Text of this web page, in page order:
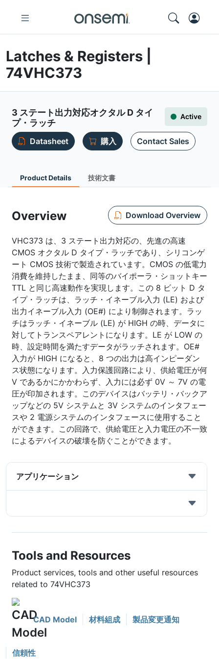
Latches & Registers |
74VHC373
3 ステート出力対応オクタル D タイ
プ・ラッチ
Active
Datasheet 購入 Contact Sales
Product Details 技術文書
Overview Download Overview
VHC373 は、3 ステート出力対応の、先進の高速
CMOS オクタル D タイプ・ラッチであり、シリコンゲ
ート CMOS 技術で製造されています。CMOS の低電力
消費を維持したまま、同等のバイポーラ・ショットキー
TTL と同じ高速動作を実現します。この 8 ビット D タ
イプ・ラッチは、ラッチ・イネーブル入力 (LE) および
出力イネーブル入力 (OE#) により制御されます。ラッ
チはラッチ・イネーブル (LE) が HIGH の時、データに
対してトランスペアレントになります。LE が LOW の
時、設定時間を満たすデータがラッチされます。OE#
入力が HIGH になると、8 つの出力は高インピーダン
ス状態になります。入力保護回路により、供給電圧が何
V であるかにかかわらず、入力には必ず 0V ～ 7V の電
圧が印加されます。このデバイスはバッテリ・バックア
ップなどの 5V システムと 3V システムのインタフェー
スや 2 電源システムのインタフェースに使用すること
ができます。この回路で、供給電圧と入力電圧の不一致
によるデバイスの破壊を防ぐことができます。
アプリケーション
Tools and Resources
Product services, tools and other useful resources
related to 74VHC373
CAD Model 材料組成 製品変更通知
信頼性